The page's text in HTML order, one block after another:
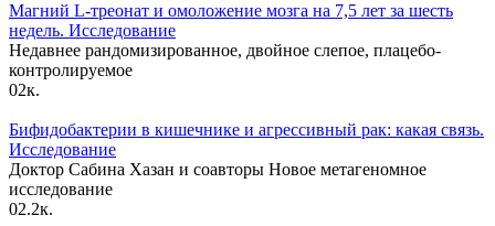
Магний L-треонат и омоложение мозга на 7,5 лет за шесть
недель. Исследование
Недавнее рандомизированное, двойное слепое, плацебо-
контролируемое
02к.
Бифидобактерии в кишечнике и агрессивный рак: какая связь.
Исследование
Доктор Сабина Хазан и соавторы Новое метагеномное
исследование
02.2к.